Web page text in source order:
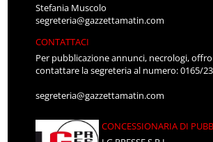
Stefania Muscolo
segreteria@gazzettamatin.com
CONTATTACI
Per pubblicazione annunci, necrologi,
contattare la segreteria al numero: 0165/
segreteria@gazzettamatin.com
CONCESSIONARIA DI